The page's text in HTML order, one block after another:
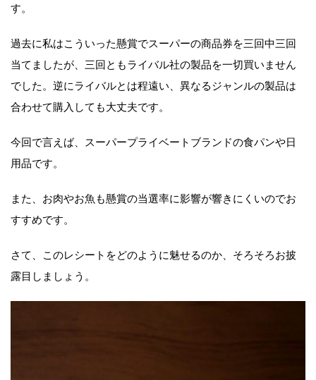
す。
過去に私はこういった懸賞でスーパーの商品券を三回中三回
当てましたが、三回ともライバル社の製品を一切買いません
でした。逆にライバルとは程遠い、異なるジャンルの製品は
合わせて購入しても大丈夫です。
今回で言えば、スーパープライベートブランドの食パンや日
用品です。
また、お肉やお魚も懸賞の当選率に影響が響きにくいのでお
すすめです。
さて、このレシートをどのように魅せるのか、そろそろお披
露目しましょう。